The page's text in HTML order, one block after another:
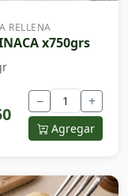
RELLENA
x750grs
− +
Agregar